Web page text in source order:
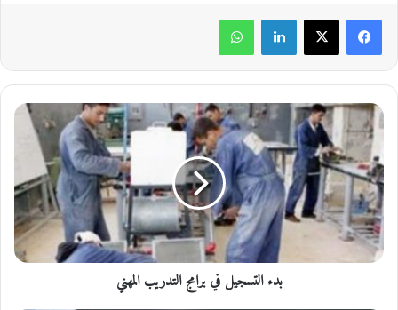
ب
د
ا
ل
ت
س
ج
ي
بدء التسجيل في برامج التدريب المهني